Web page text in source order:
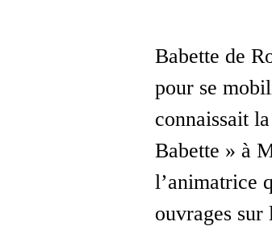
Babette de
pour se
connaissait
Babette » à
l’animatrice
ouvrages